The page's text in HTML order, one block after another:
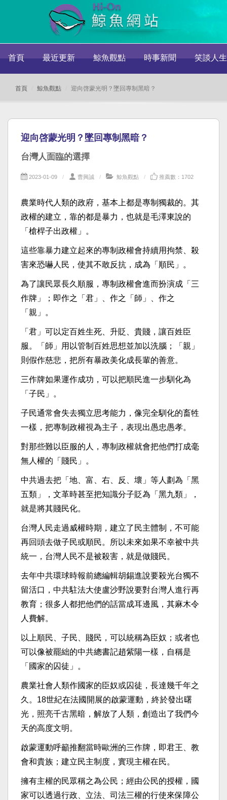
首頁 最近更新 鯨魚觀點 時事新聞 笑談人生
首頁 鯨魚觀點 迎向啓蒙光明？墜回專制黑暗？
迎向啓蒙光明？墜回專制黑暗？
台灣人面臨的選擇
2023-01-09 曹興誠 鯨魚觀點 推薦數：1702
農業時代人類的政府，基本上都是專制獨裁的。其
政權的建立，靠的都是暴力，也就是毛澤東說的
「槍桿子出政權」。
這些靠暴力建立起來的專制政權會持續用拘禁、殺
害來恐嚇人民，使其不敢反抗，成為「順民」。
為了讓民眾長久順服，專制政權會進而扮演成「三
作牌」；即作之「君」、作之「師」、作之
「親」。
「君」可以定百姓生死、升貶、貴賤，讓百姓臣
服。「師」用以管制百姓思想並加以洗腦；「親」
則假作慈悲，把所有暴政美化成長輩的善意。
三作牌如果運作成功，可以把順民進一步馴化為
「子民」。
子民通常會失去獨立思考能力，像完全馴化的畜牲
一樣，把專制政權視為主子，表現出愚忠愚孝。
對那些難以臣服的人，專制政權就會把他們打成毫
無人權的「賤民」。
中共過去把「地、富、右、反、壞」等人劃為「黑
五類」，文革時甚至把知識分子貶為「黑九類」，
就是將其賤民化。
台灣人民走過威權時期，建立了民主體制，不可能
再回頭去做子民或順民。所以未來如果不幸被中共
統一，台灣人民不是被殺害，就是做賤民。
去年中共環球時報前總編輯胡錫進說要殺光台獨不
留活口，中共駐法大使盧沙野說要對台灣人進行再
教育；很多人都把他們的話當成耳邊風，其麻木令
人費解。
以上順民、子民、賤民，可以統稱為臣奴；或者也
可以像被罷絀的中共總書記趙紫陽一樣，自稱是
「國家的囚徒」。
農業社會人類作國家的臣奴或囚徒，長達幾千年之
久。18世紀在法國開展的啟蒙運動，終於發出曙
光，照亮千古黑暗，解放了人類，創造出了我們今
天的高度文明。
啟蒙運動呼籲推翻當時歐洲的三作牌，即君王、教
會和貴族；建立民主制度，實現主權在民。
擁有主權的民眾稱之為公民；經由公民的授權，國
家可以透過行政、立法、司法三權的行使來保障公